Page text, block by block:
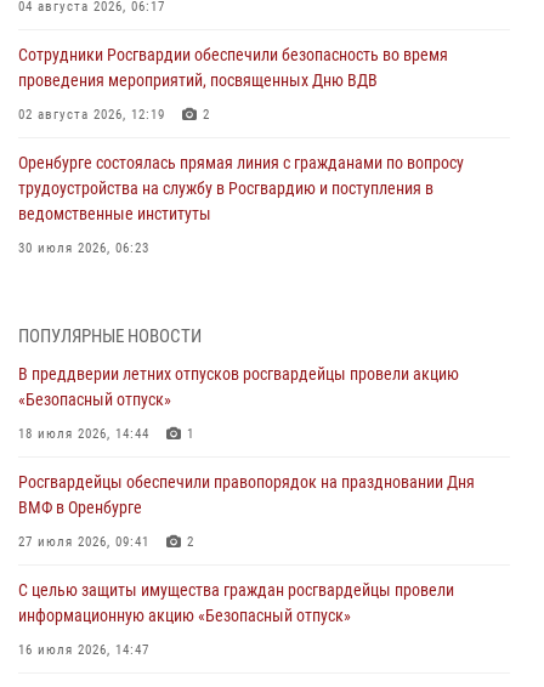
04 августа 2026, 06:17
Сотрудники Росгвардии обеспечили безопасность во время
проведения мероприятий, посвященных Дню ВДВ
02 августа 2026, 12:19 2
Оренбурге состоялась прямая линия с гражданами по вопросу
трудоустройства на службу в Росгвардию и поступления в
ведомственные институты
30 июля 2026, 06:23
28 июля 2026, 09:58 1
Росгвардейцы обеспечили правопорядок на праздновании Дня
ВМФ в Оренбурге
27 июля 2026, 09:41 2
Росгвардейцы предотвратили трагедию: спасен мужчина в тяжелой
жизненной ситуации (ВИДЕО)
26 июля 2026, 10:09 1
Росгвардейцы Оренбургской области проверили готовность детских
образовательных учреждений к новому учебному году
24 июля 2026, 09:32
ПОПУЛЯРНЫЕ НОВОСТИ
В преддверии летних отпусков росгвардейцы провели акцию
«Безопасный отпуск»
18 июля 2026, 14:44 1
Росгвардейцы обеспечили правопорядок на праздновании Дня
ВМФ в Оренбурге
27 июля 2026, 09:41 2
С целью защиты имущества граждан росгвардейцы провели
информационную акцию «Безопасный отпуск»
16 июля 2026, 14:47